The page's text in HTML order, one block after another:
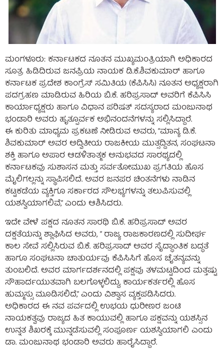
ಮಂಗಳೂರು: ಕರ್ನಾಟಕದ ನೂತನ ಮುಖ್ಯಮಂತ್ರಿಯಾಗಿ ಅಧಿಕಾರದ
ಸೂತ್ರ ಹಿಡಿದಿರುವ ಜನಪ್ರಿಯ ನಾಯಕ ಡಿ.ಕೆ.ಶಿವಕುಮಾರ್ ಹಾಗೂ
ಕರ್ನಾಟಕ ಪ್ರದೇಶ ಕಾಂಗ್ರೆಸ್ ಸಮಿತಿಯ (ಕೆಪಿಸಿಸಿ) ನೂತನ ಅಧ್ಯಕ್ಷರಾಗಿ
ಪದಗ್ರಹಣ ಮಾಡಿರುವ ಹಿರಿಯ ಬಿ.ಕೆ. ಹರಿಪ್ರಸಾದ್ ಅವರಿಗೆ ಕೆಪಿಸಿಸಿ
ಕಾರ್ಯಾಧ್ಯಕ್ಷರು ಹಾಗೂ ವಿಧಾನ ಪರಿಷತ್ ಸದಸ್ಯರಾದ ಮಂಜುನಾಥ
ಭಂಡಾರಿ ಅವರು ಹೃತ್ಪೂರ್ವಕ ಅಭಿನಂದನೆಗಳನ್ನು ಸಲ್ಲಿಸಿದ್ದಾರೆ.
ಈ ಕುರಿತು ಮಾಧ್ಯಮ ಪ್ರಕಟಣೆ ನೀಡಿರುವ ಅವರು, “ಮಾನ್ಯ ಡಿ.ಕೆ.
ಶಿವಕುಮಾರ್ ಅವರ ಅದ್ವಿತೀಯ ರಾಜಕೀಯ ಮುತ್ಸದ್ದಿತನ, ಸಂಘಟನಾ
ಶಕ್ತಿ ಹಾಗೂ ಅಪಾರ ಆಡಳಿತಾತ್ಮಕ ಅನುಭವದ ಸಾರಥ್ಯದಲ್ಲಿ
ಕರ್ನಾಟಕವು ಸುಶಾಸನ ಮತ್ತು ಸರ್ವತೋಮುಖ ಪ್ರಗತಿಯ ಹೊಸ
ಮೈಲಿಗಲ್ಲನ್ನು ಸ್ಥಾಪಿಸಲಿದೆ. ಅವರ ಜನಪರ ಚಿಂತನೆಗಳು ನಾಡಿನ
ಕಟ್ಟಕಡೆಯ ವ್ಯಕ್ತಿಗೂ ಸರ್ಕಾರದ ಸೌಲಭ್ಯಗಳನ್ನು ತಲುಪಿಸುವಲ್ಲಿ
ಯಶಸ್ವಿಯಾಗಲಿವೆ,” ಎಂದು ಆಶಿಸಿದರು.
ಇದೇ ವೇಳೆ ಪಕ್ಷದ ನೂತನ ಸಾರಥಿ ಬಿ.ಕೆ. ಹರಿಪ್ರಸಾದ್ ಅವರ
ದಕ್ಷತೆಯನ್ನು ಶ್ಲಾಘಿಸಿದ ಅವರು, ” ರಾಜ್ಯ ರಾಜಕಾರಣದಲ್ಲಿ ಸುದೀರ್ಘ
ಕಾಲ ಸೇವೆ ಸಲ್ಲಿಸಿರುವ ಬಿ.ಕೆ. ಹರಿಪ್ರಸಾದ್ ಅವರ ಸೈದ್ಧಾಂತಿಕ ಬದ್ಧತೆ
ಹಾಗೂ ಸಂಘಟನಾ ಚಾತುರ್ಯವು ಕೆಪಿಸಿಸಿಗೆ ಹೊಸ ಚೈತನ್ಯವನ್ನು
ತುಂಬಲಿದೆ. ಅವರ ಮಾರ್ಗದರ್ಶನದಲ್ಲಿ ಪಕ್ಷವು ತಳಮಟ್ಟದಿಂದ ಮತ್ತಷ್ಟು
ಸೌಹಾರ್ದಯುತವಾಗಿ ಬಲಗೊಳ್ಳಲಿದ್ದು, ಕಾರ್ಯಕರ್ತರಲ್ಲಿ ಹೊಸ
ಹುಮ್ಮಸ್ಸು ಮೂಡಿಸಲಿದೆ,” ಎಂದು ವಿಶ್ವಾಸ ವ್ಯಕ್ತಪಡಿಸಿದರು.
ಅಧಿಕಾರದ ಈ ನವ ಪರ್ವದಲ್ಲಿ ಉಭಯ ಧುರೀಣರ ಜಂಟಿ
ನಾಯಕತ್ವವು ರಾಜ್ಯದ ಹಿತ ಕಾಯುವಲ್ಲಿ ಹಾಗೂ ಪಕ್ಷವನ್ನು ಯಶಸ್ಸಿನ
ಉನ್ನತ ಶಿಖರಕ್ಕೆ ಮುನ್ನಡೆಸುವಲ್ಲಿ ಸಂಪೂರ್ಣ ಯಶಸ್ವಿಯಾಗಲಿ ಎಂದು
ಡಾ. ಮಂಜುನಾಥ ಭಂಡಾರಿ ಅವರು ಹಾರೈಸಿದ್ದಾರೆ.